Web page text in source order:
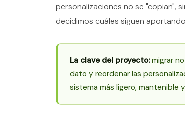
personalizaciones no se "copian",
decidimos cuáles siguen
La clave del proyecto:migrar
dato y reordenar las
sistema más ligero, mantenible